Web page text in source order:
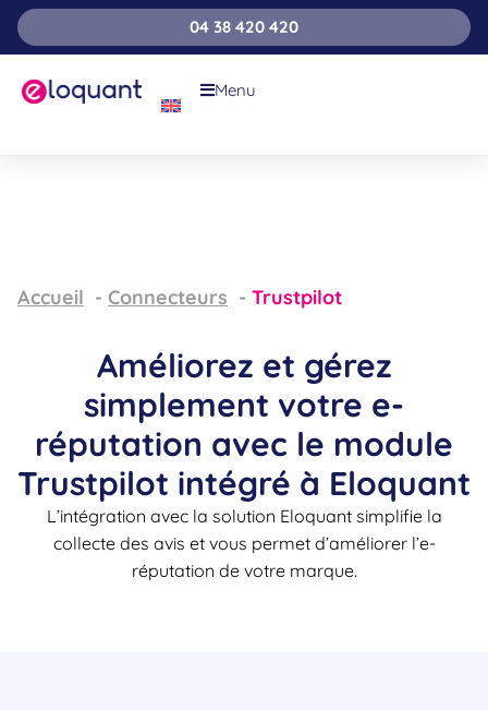
04 38 420 420
Menu
Accueil Connecteurs Trustpilot
Améliorez et gérez
simplement votre e-
réputation avec le module
Trustpilot intégré à Eloquant
L’intégration avec la solution Eloquant simplifie la
collecte des avis et vous permet d’améliorer l’e-
réputation de votre marque.